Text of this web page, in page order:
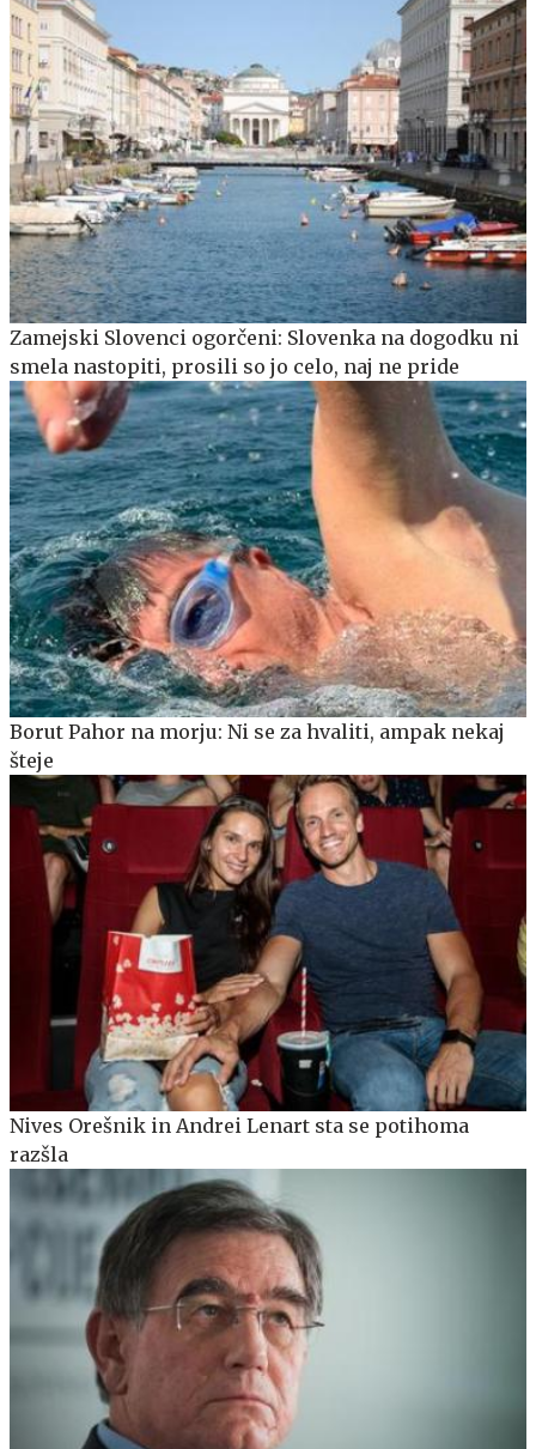
Zamejski Slovenci ogorčeni: Slovenka na dogodku ni
smela nastopiti, prosili so jo celo, naj ne pride
Borut Pahor na morju: Ni se za hvaliti, ampak nekaj
šteje
Nives Orešnik in Andrei Lenart sta se potihoma
razšla